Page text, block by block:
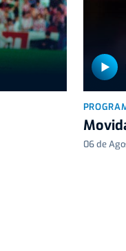
06 de